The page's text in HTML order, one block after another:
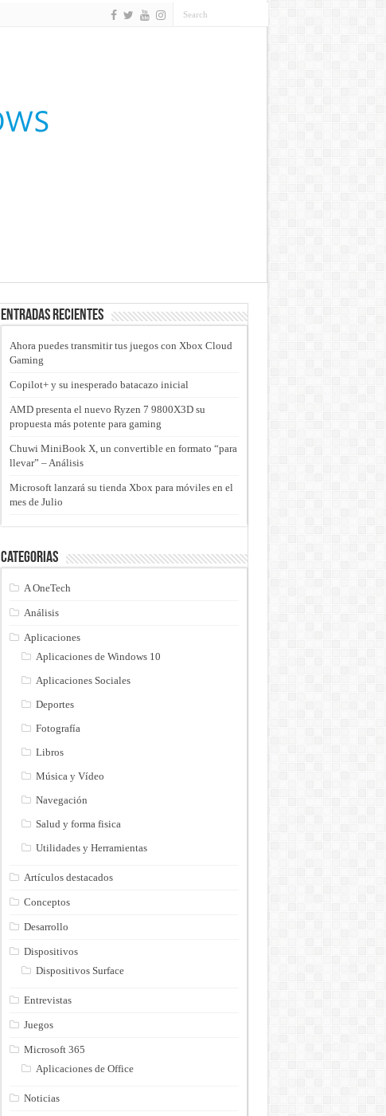
Entradas recientes
Ahora puedes transmitir tus juegos con Xbox Cloud
Gaming
Copilot+ y su inesperado batacazo inicial
AMD presenta el nuevo Ryzen 7 9800X3D su
propuesta más potente para gaming
Chuwi MiniBook X, un convertible en formato “para
llevar” – Análisis
Microsoft lanzará su tienda Xbox para móviles en el
mes de Julio
Categorias
A OneTech
Análisis
Aplicaciones
Aplicaciones de Windows 10
Aplicaciones Sociales
Deportes
Fotografía
Libros
Música y Vídeo
Navegación
Salud y forma fisica
Utilidades y Herramientas
Artículos destacados
Conceptos
Desarrollo
Dispositivos
Dispositivos Surface
Entrevistas
Juegos
Microsoft 365
Aplicaciones de Office
Noticias